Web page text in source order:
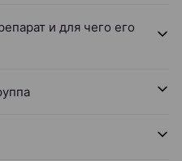
и для чего его